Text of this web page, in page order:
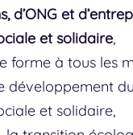
d’ONG et
et solidaire,
forme à tous les
développement
et solidaire,